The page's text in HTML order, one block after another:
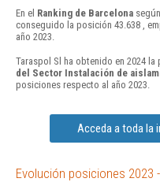
En el Ranking de Barcelona
conseguido la posición 43.638 ,
año 2023.
Taraspol Sl ha obtenido en 2024 la
del Sector Instalación de
posiciones respecto al año 2023.
Acceda a toda la
Evolución posiciones 2023